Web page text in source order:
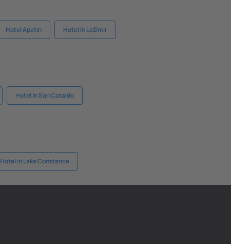
Hotel Apatin Hotel in Ležimir
Hotel in San Cataldo
Hotel in Lake Constance